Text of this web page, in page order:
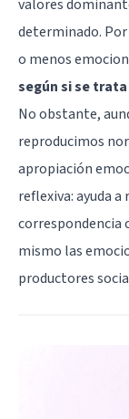
valores
determinado.
o menos
según si se
No obstante,
reproducimos
apropiación
reflexiva: ayuda
correspondencia
mismo las
productores